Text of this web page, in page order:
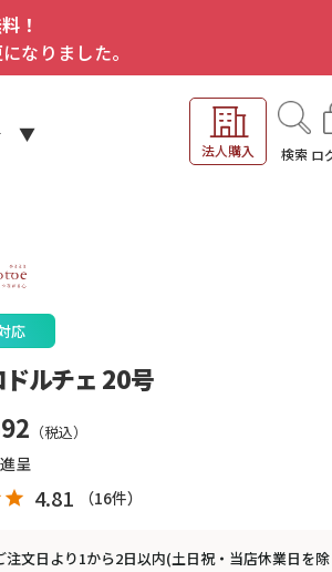
！
なりました。
法人購入 検索 ロ
応
ドルチェ 20号
呈
4.81 16
注文日より1から2日以内(土日祝・当店休業日を